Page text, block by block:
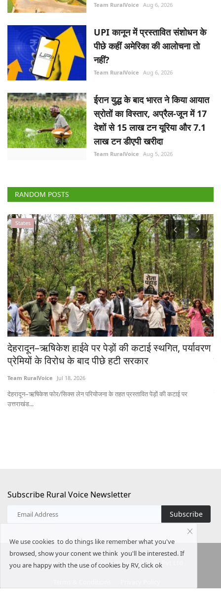
Team RuralVoice Aug 6, 2026
UPI कानून में प्रस्तावित संशोधन के
पीछे कहीं अमेरिका की आलोचना तो
नहीं?
Team RuralVoice Aug 6, 2026
ईरान युद्ध के बाद भारत ने किया आयात
स्रोतों का विस्तार, अप्रैल-जून में 17
देशों से 15 लाख टन यूरिया और 7.1
लाख टन डीएपी खरीदा
Team RuralVoice Aug 5, 2026
RANDOM POSTS
Agri Start-Ups
आयोटेक के नए कृषि ड्रोन एग्रीबोट ए6 को डीजीसीए
मिला टाइप सर्टिफिकेट
Team RuralVoice Jul 27, 2023
कृषि-ड्रोन निर्माता कंपनी आयोटेकवर्ल्ड एविगेशन प्राइवेट लिमिटेड के स्वदेशी डिजाइन...
Subscribe Rural Voice Newsletter
Subscribe
Copyright © 2025-26 Rural Voice Media Pvt Ltd
We use cookies to do things like remember what you've
browsed, show your conent we think you'll be interested. If
you are happy with the use of cookies by RV, click ok